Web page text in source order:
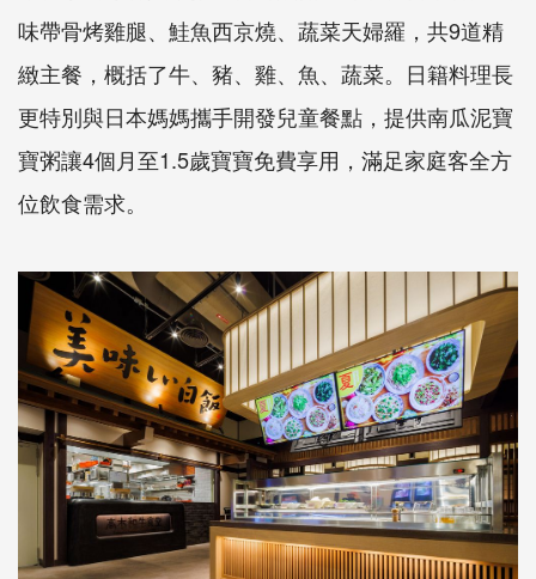
味帶骨烤雞腿、鮭魚西京燒、蔬菜天婦羅，共9道精
緻主餐，概括了牛、豬、雞、魚、蔬菜。日籍料理長
更特別與日本媽媽攜手開發兒童餐點，提供南瓜泥寶
寶粥讓4個月至1.5歲寶寶免費享用，滿足家庭客全方
位飲食需求。